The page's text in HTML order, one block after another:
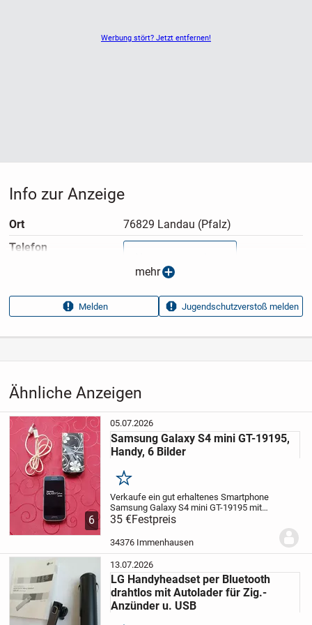
Werbung stört? Jetzt entfernen!
Ähnliche Anzeigen
6
05.07.2026
Samsung Galaxy S4 mini GT-19195,
Handy, 6 Bilder
Merken
Verkaufe ein gut erhaltenes Smartphone
Samsung Galaxy S4 mini GT-19195mit
Akku, Ladegerät + Klapphülle mit
Magnetverschluss,
simlockfrei,Betriebssystem: Android,
Internet...
35 €Festpreis
34376 Immenhausen
13.07.2026
LG Handyheadset per Bluetooth
drahtlos mit Autolader für Zig.-
Anzünder u. USB
Info zur Anzeige
Ort
76829 Landau (Pfalz)
Telefon
Anzeigen­datum
07.07.2026
Anzeigen­kennung
d0e93c07
Aufrufe dieser
115
Kategorie Elektronik & Technik
Telekommunikation›Smartphones
& Handys
mehr
Melden Jugendschutzverstoß melden